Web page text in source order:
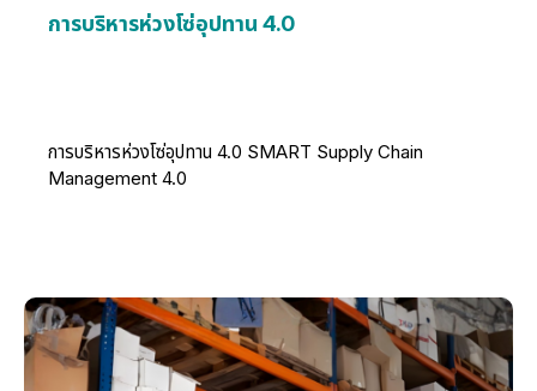
การบริหารห่วงโซ่อุปทาน 4.0
การบริหารห่วงโซ่อุปทาน 4.0 SMART Supply Chain
Management 4.0